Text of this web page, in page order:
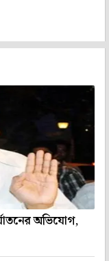
অভিযোগ,